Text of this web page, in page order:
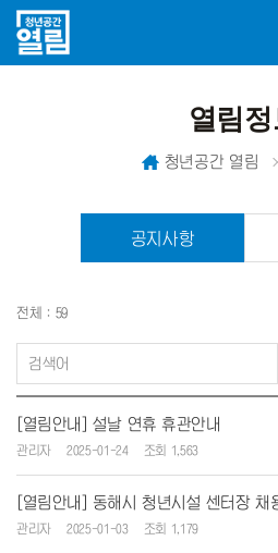
열림
청년공간 열림
공지사항
전체 : 59
[열림안내] 설날 연휴 휴관안내
관리자 2025-01-24 조회 1,563
[열림안내] 동해시 청년시설 센터장 채
관리자 2025-01-03 조회 1,179